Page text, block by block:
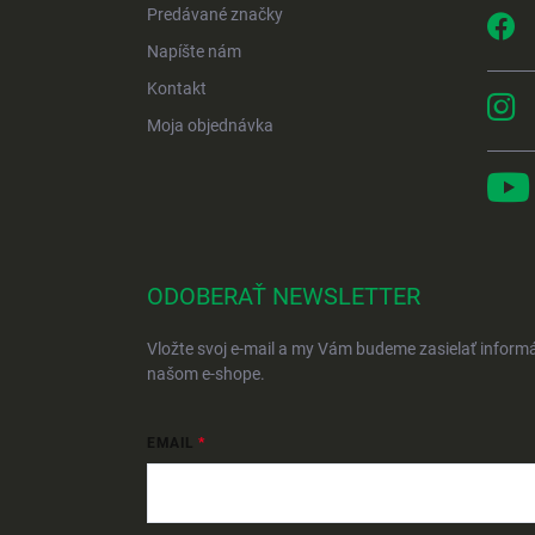
Predávané značky
Napíšte nám
Kontakt
Moja objednávka
ODOBERAŤ NEWSLETTER
Vložte svoj e-mail a my Vám budeme zasielať
našom e-shope.
EMAIL